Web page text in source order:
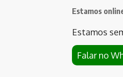
Estamos
Estamos
Falar no